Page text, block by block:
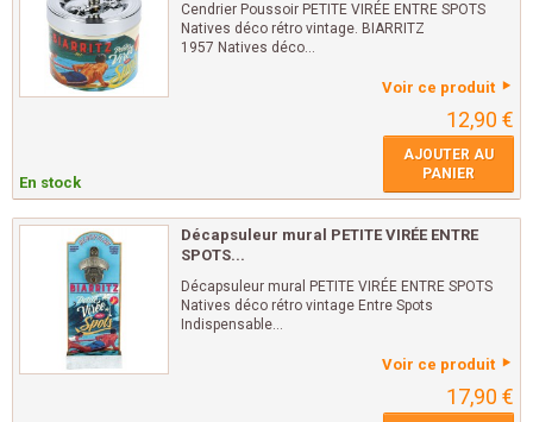
Cendrier Poussoir PETITE VIRÉE ENTRE SPOTS
Natives déco rétro vintage. BIARRITZ
1957 Natives déco...
Voir ce produit
12,90 €
En stock
AJOUTER AU
PANIER
Décapsuleur mural PETITE VIRÉE ENTRE
SPOTS...
Décapsuleur mural PETITE VIRÉE ENTRE SPOTS
Natives déco rétro vintage Entre Spots
Indispensable...
Voir ce produit
17,90 €